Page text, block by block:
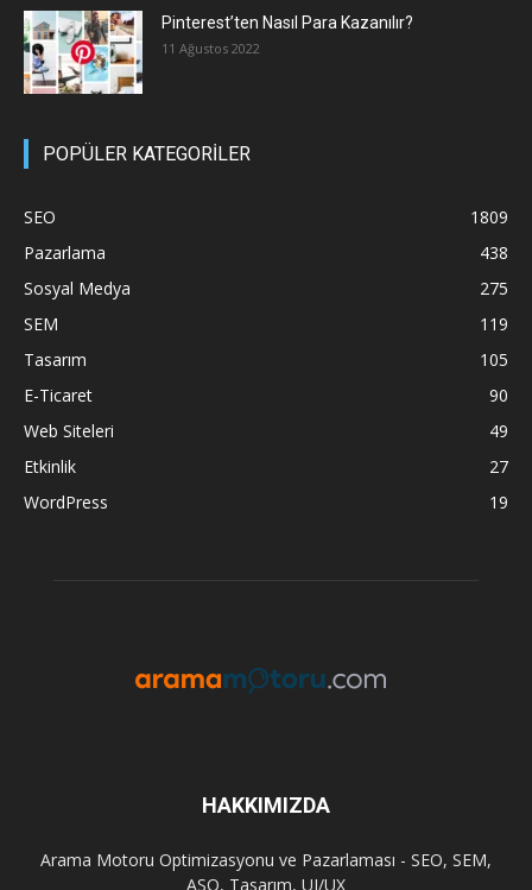
Pinterest’ten Nasıl Para Kazanılır?
11 Ağustos 2022
POPÜLER KATEGORİLER
SEO
1809
Pazarlama
438
Sosyal Medya
275
SEM
119
Tasarım
105
E-Ticaret
90
Web Siteleri
49
Etkinlik
27
WordPress
19
HAKKIMIZDA
Arama Motoru Optimizasyonu ve Pazarlaması - SEO, SEM,
ASO, Tasarım, UI/UX